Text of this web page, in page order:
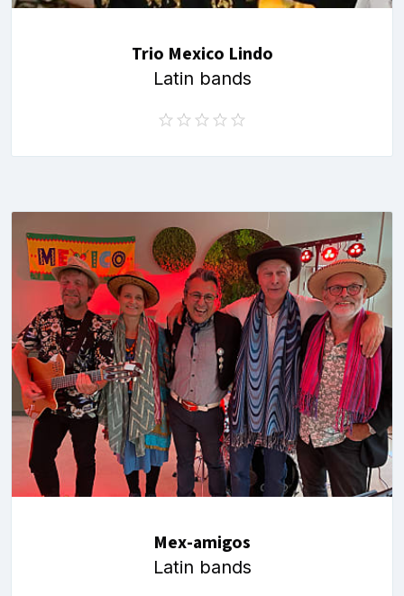
Trio Mexico Lindo
Latin bands
Mex-amigos
Latin bands